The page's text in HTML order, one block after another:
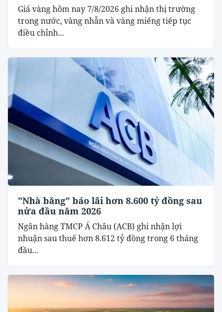
Giá vàng hôm nay 7/8/2026 ghi nhận thị trường
trong nước, vàng nhẫn và vàng miếng tiếp tục
điều chỉnh...
"Nhà băng" báo lãi hơn 8.600 tỷ đồng sau
nửa đầu năm 2026
Ngân hàng TMCP Á Châu (ACB) ghi nhận lợi
nhuận sau thuế hơn 8.612 tỷ đồng trong 6 tháng
đầu...